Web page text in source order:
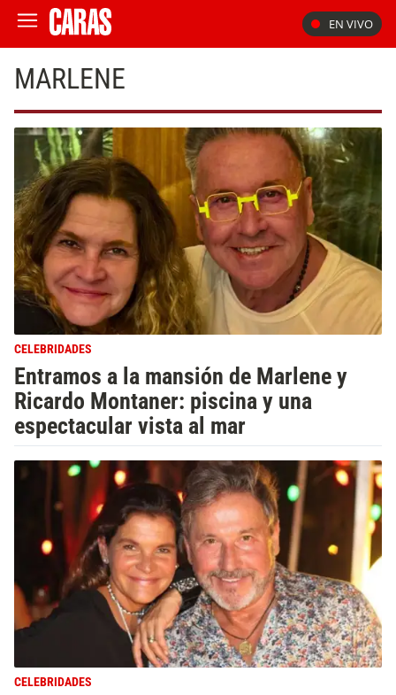
EN VIVO
MARLENE
CELEBRIDADES
Entramos a la mansión de Marlene y
Ricardo Montaner: piscina y una
espectacular vista al mar
CELEBRIDADES